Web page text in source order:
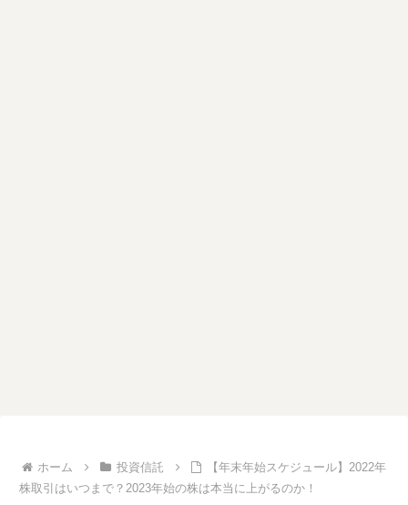
ホーム 投資信託
【年末年始スケジュール】2022年
株取引はいつまで？2023年始の株は本当に上がるのか！